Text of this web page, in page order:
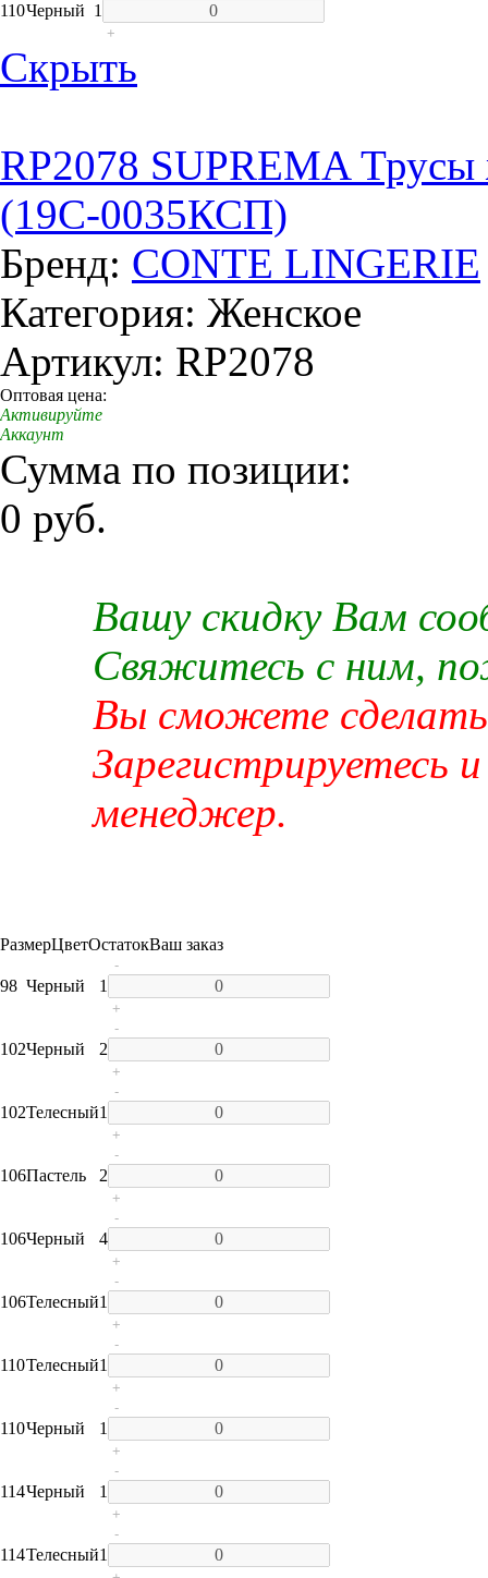
110Черный 1
+
Скрыть
RP2078 SUPREMA
(19С-0035КСП)
Бренд: CONTE LINGERIE
Категория: Женское
Артикул: RP2078
Оптовая цена:
Активируйте
Аккаунт
Сумма по позиции:
0 руб.
Вашу скидку Вам
Свяжитесь с ним,
Вы сможете сделать
Зарегистрируетесь
менеджер.
РазмерЦветОстатокВаш заказ
98 Черный 1
-
+
102Черный 2
-
+
102Телесный1
-
+
106Пастель 2
-
+
106Черный 4
-
+
106Телесный1
-
+
110Телесный1
-
+
110Черный 1
-
+
114Черный 1
-
+
114Телесный1
-